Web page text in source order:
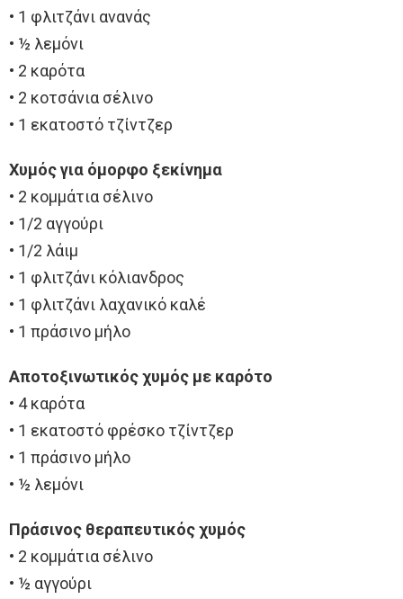
• 1 φλιτζάνι ανανάς
• ½ λεμόνι
• 2 καρότα
• 2 κοτσάνια σέλινο
• 1 εκατοστό τζίντζερ
Χυμός για όμορφο ξεκίνημα
• 2 κομμάτια σέλινο
• 1/2 αγγούρι
• 1/2 λάιμ
• 1 φλιτζάνι κόλιανδρος
• 1 φλιτζάνι λαχανικό καλέ
• 1 πράσινο μήλο
Αποτοξινωτικός χυμός με καρότο
• 4 καρότα
• 1 εκατοστό φρέσκο τζίντζερ
• 1 πράσινο μήλο
• ½ λεμόνι
Πράσινος θεραπευτικός χυμός
• 2 κομμάτια σέλινο
• ½ αγγούρι